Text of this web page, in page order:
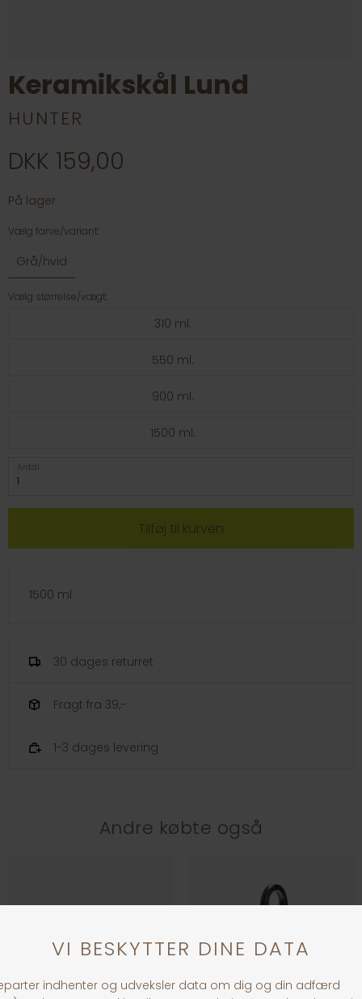
Keramikskål Lund
HUNTER
DKK 159,00
På lager
Vælg farve/variant:
Grå/hvid
Vælg størrelse/vægt:
310 ml.
550 ml.
900 ml.
1500 ml.
Antal
1500 ml
30 dages returret
Fragt fra 39,-
1-3 dages levering
Andre købte også